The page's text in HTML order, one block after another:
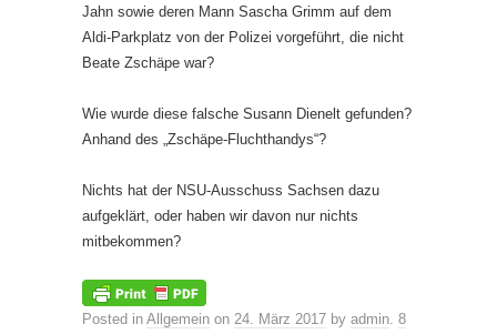
Jahn sowie deren Mann Sascha Grimm auf dem
Aldi-Parkplatz von der Polizei vorgeführt, die nicht
Beate Zschäpe war?
Wie wurde diese falsche Susann Dienelt gefunden?
Anhand des „Zschäpe-Fluchthandys“?
Nichts hat der NSU-Ausschuss Sachsen dazu
aufgeklärt, oder haben wir davon nur nichts
mitbekommen?
Posted in Allgemein on 24. März 2017 by admin 8